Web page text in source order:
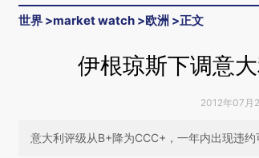
世界 >market watch >欧洲 >正文
伊根琼斯下调意
2012年07月
意大利评级从B+降为CCC+，一年内出现违约